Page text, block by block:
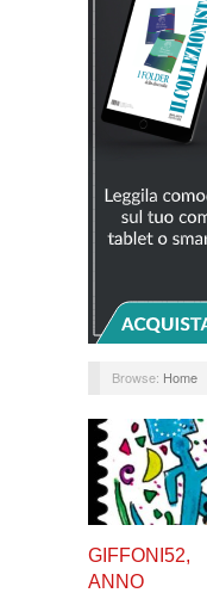
Browse: Home
GIFFONI52,
ANNO